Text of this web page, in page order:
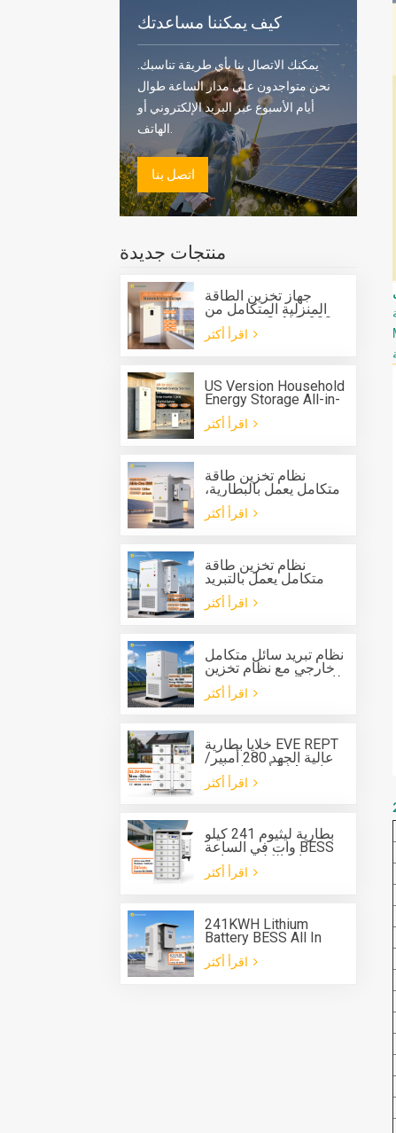
كيف يمكننا مساعدتك
يمكنك الاتصال بنا بأي طريقة تناسبك.
نحن متواجدون على مدار الساعة طوال
أيام الأسبوع عبر البريد الإلكتروني أو
اتصل بنا
منتجات جديدة
جهاز تخزين الطاقة
المنزلية المتكامل من
جرين صن G-AIO-200-
S6K/S11K
US Version Household
Energy Storage All-in-
one Machine G-AIO-
200-U7.2K
نظام تخزين طاقة
متكامل يعمل بالبطارية،
مزود بنظام تبريد سائل،
للاستخدام الخارجي، من
كيلوواط/ساعة.
نظام تخزين طاقة
متكامل يعمل بالتبريد
السائل، مزود بعاكس
هجين بقدرة 125 كيلوواط
نظام تبريد سائل متكامل
خارجي مع نظام تخزين
طاقة بطارية مدمج بقدرة
125 كيلوواط وسعة 261
خلايا بطارية EVE REPT
عالية الجهد 280 أمبير/
ساعة 314 أمبير/ساعة
نظام بطارية من النوع
بطارية ليثيوم 241 كيلو
وات في الساعة BESS
خزانة الكل في واحد
لنظام تخزين الطاقة
241KWH Lithium
Battery BESS All In
One Cabinet with Deye
three phase Hybrid